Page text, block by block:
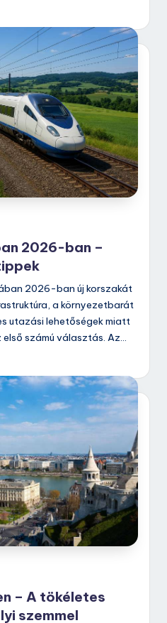
2026-ban –
2026-ban új korszakát
a környezetbarát
utazási lehetőségek miatt
számú választás. Az…
– A tökéletes
szemmel